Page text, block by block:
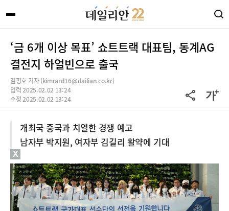
‘금 6개 이상 목표’ 쇼트트랙 대표팀, 동계AG
결전지 하얼빈으로 출국
김평호 기자 (kimrard16@dailian.co.kr)
입력 2025.02.02 13:24
수정 2025.02.02 13:24
개최국 중국과 치열한 경쟁 예고
남자부 박지원, 여자부 김길리 활약에 기대
X